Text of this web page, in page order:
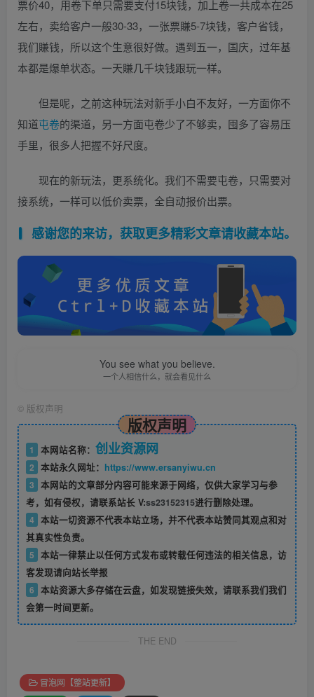
票价40，用卷下单只需要支付15块钱，加上卷一共成本在25
左右，卖给客户一般30-33，一张票賺5-7块钱，客户省钱，
我们賺钱，所以这个生意很好做。遇到五一，国庆，过年基
本都是爆单状态。一天賺几千块钱跟玩一样。
但是呢，之前这种玩法对新手小白不友好，一方面你不
知道屯卷的渠道，另一方面屯卷少了不够卖，囤多了容易压
手里，很多人把握不好尺度。
现在的新玩法，更系统化。我们不需要屯卷，只需要对
接系统，一样可以低价卖票，全自动报价出票。
感谢您的来访，获取更多精彩文章请收藏本站。
You see what you believe.
一个人相信什么，就会看见什么
© 版权声明
版权声明
1 本网站名称： 创业资源网
2 本站永久网址： https://www.ersanyiwu.cn
3 本网站的文章部分内容可能来源于网络，仅供大家学习与参
考，如有侵权，请联系站长 V:ss23152315进行删除处理。
4 本站一切资源不代表本站立场，并不代表本站赞同其观点和对
其真实性负责。
5 本站一律禁止以任何方式发布或转载任何违法的相关信息，访
客发现请向站长举报
6 本站资源大多存储在云盘，如发现链接失效，请联系我们我们
会第一时间更新。
THE END
冒泡网【整站更新】